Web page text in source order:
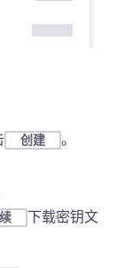
创建
。
下载密钥文